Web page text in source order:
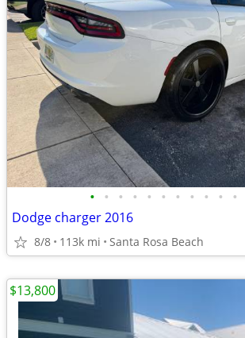
• • • • • • • • • • •
Dodge charger 2016
8/8 113k mi Santa Rosa Beach
$13,800